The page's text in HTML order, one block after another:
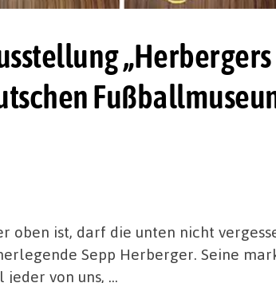
„Herbergers
oben ist, darf die unten nicht
Sepp Herberger. Seine
jeder von uns, …